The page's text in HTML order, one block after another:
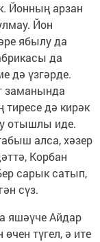
Йонның арзан
Йон
ябылу да
да
дә үзгәрде.
заманында
тиресе дә кирәк
отышлы иде.
алса, хәзер
Корбан
сарык сатып,
сүз.
яшәүче Айдар
түгел, ә ите